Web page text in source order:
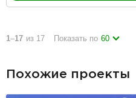
1–17 из 17 Показать по 60
Похожие проекты